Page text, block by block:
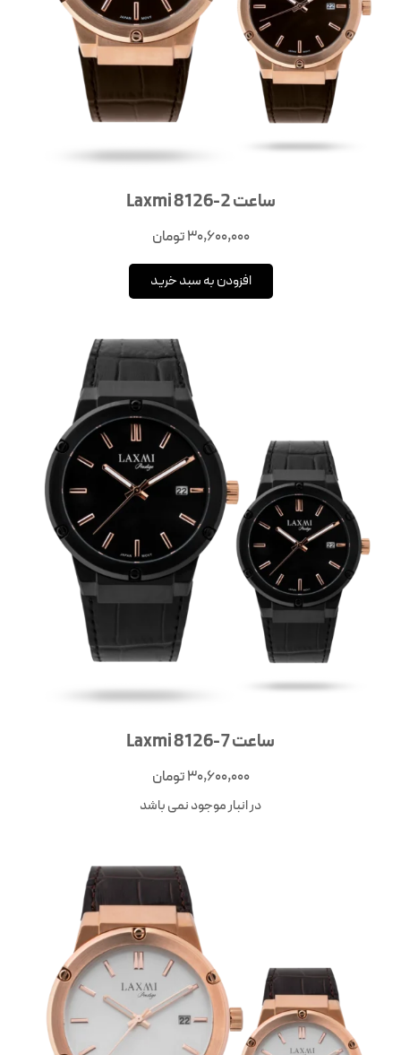
ساعت Laxmi 8126-2
30,600,000تومان
افزودن به سبد خرید
ساعت Laxmi 8126-7
30,600,000تومان
در انبار موجود نمی باشد